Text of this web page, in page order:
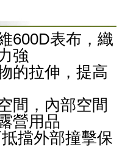
600D表布，織
強
的拉伸，提高
間，內部空間
營用品
擋外部撞擊保